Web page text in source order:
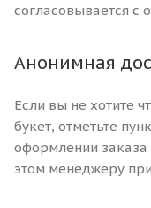
согласовывается с
Анонимная
Если вы не хотите
букет, отметьте
оформлении заказа
этом менеджеру